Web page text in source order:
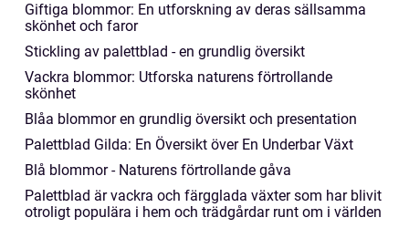
Giftiga blommor: En utforskning av deras sällsamma
skönhet och faror
Stickling av palettblad - en grundlig översikt
Vackra blommor: Utforska naturens förtrollande
skönhet
Blåa blommor en grundlig översikt och presentation
Palettblad Gilda: En Översikt över En Underbar Växt
Blå blommor - Naturens förtrollande gåva
Palettblad är vackra och färgglada växter som har blivit
otroligt populära i hem och trädgårdar runt om i världen